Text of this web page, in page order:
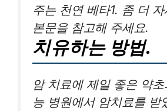
주는 천연 베타1. 좀 더
본문을 참고해 주세요.
치유하는 방법.
암 치료에 제일 좋은 약
능 병원에서 암치료를 받